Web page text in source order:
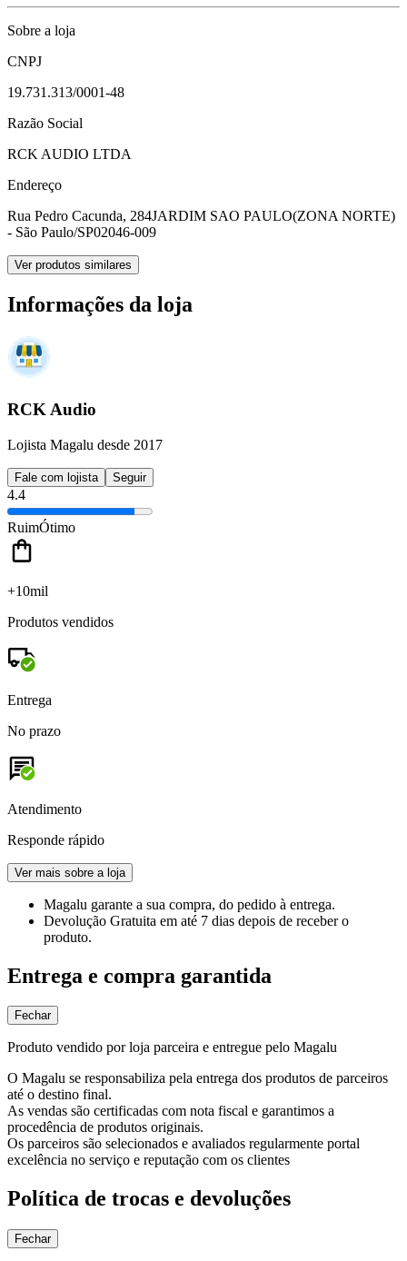
Sobre a loja
CNPJ
19.731.313/0001-48
Razão Social
RCK AUDIO LTDA
Endereço
Rua Pedro Cacunda, 284JARDIM SAO PAULO(ZONA NORTE)
- São Paulo/SP02046-009
Ver produtos similares
Informações da loja
RCK Audio
Lojista Magalu desde 2017
Fale com lojista Seguir
4.4
RuimÓtimo
+10mil
Produtos vendidos
Entrega
No prazo
Atendimento
Responde rápido
Ver mais sobre a loja
Magalu garante a sua compra, do pedido à entrega.
Devolução Gratuita em até 7 dias depois de receber o
produto.
Entrega e compra garantida
Fechar
Produto vendido por loja parceira e entregue pelo Magalu
O Magalu se responsabiliza pela entrega dos produtos de parceiros
até o destino final.
As vendas são certificadas com nota fiscal e garantimos a
procedência de produtos originais.
Os parceiros são selecionados e avaliados regularmente portal
excelência no serviço e reputação com os clientes
Política de trocas e devoluções
Fechar